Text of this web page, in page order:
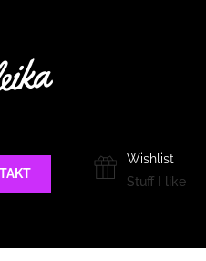
Wishlist
Stuff I like